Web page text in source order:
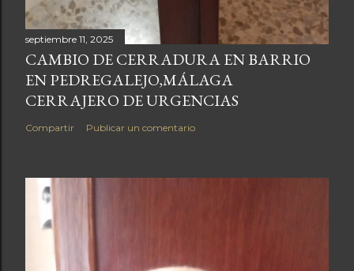
septiembre 11, 2025
CAMBIO DE CERRADURA EN BARRIO
EN PEDREGALEJO,MÁLAGA
CERRAJERO DE URGENCIAS
Compartir Publicar un comentario